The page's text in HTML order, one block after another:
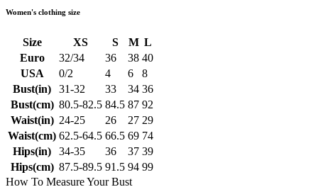
Women's clothing size
Size XS S M L
Euro
32/34 36 38 40
USA
0/2 4 6
8
Bust(in)
31-32 33 34 36
Bust(cm) 80.5-82.5 84.5 87 92
Waist(in) 24-25 26 27 29
Waist(cm) 62.5-64.5 66.5 69 74
Hips(in)
34-35 36 37 39
Hips(cm) 87.5-89.5 91.5 94 99
How To Measure Your Bust